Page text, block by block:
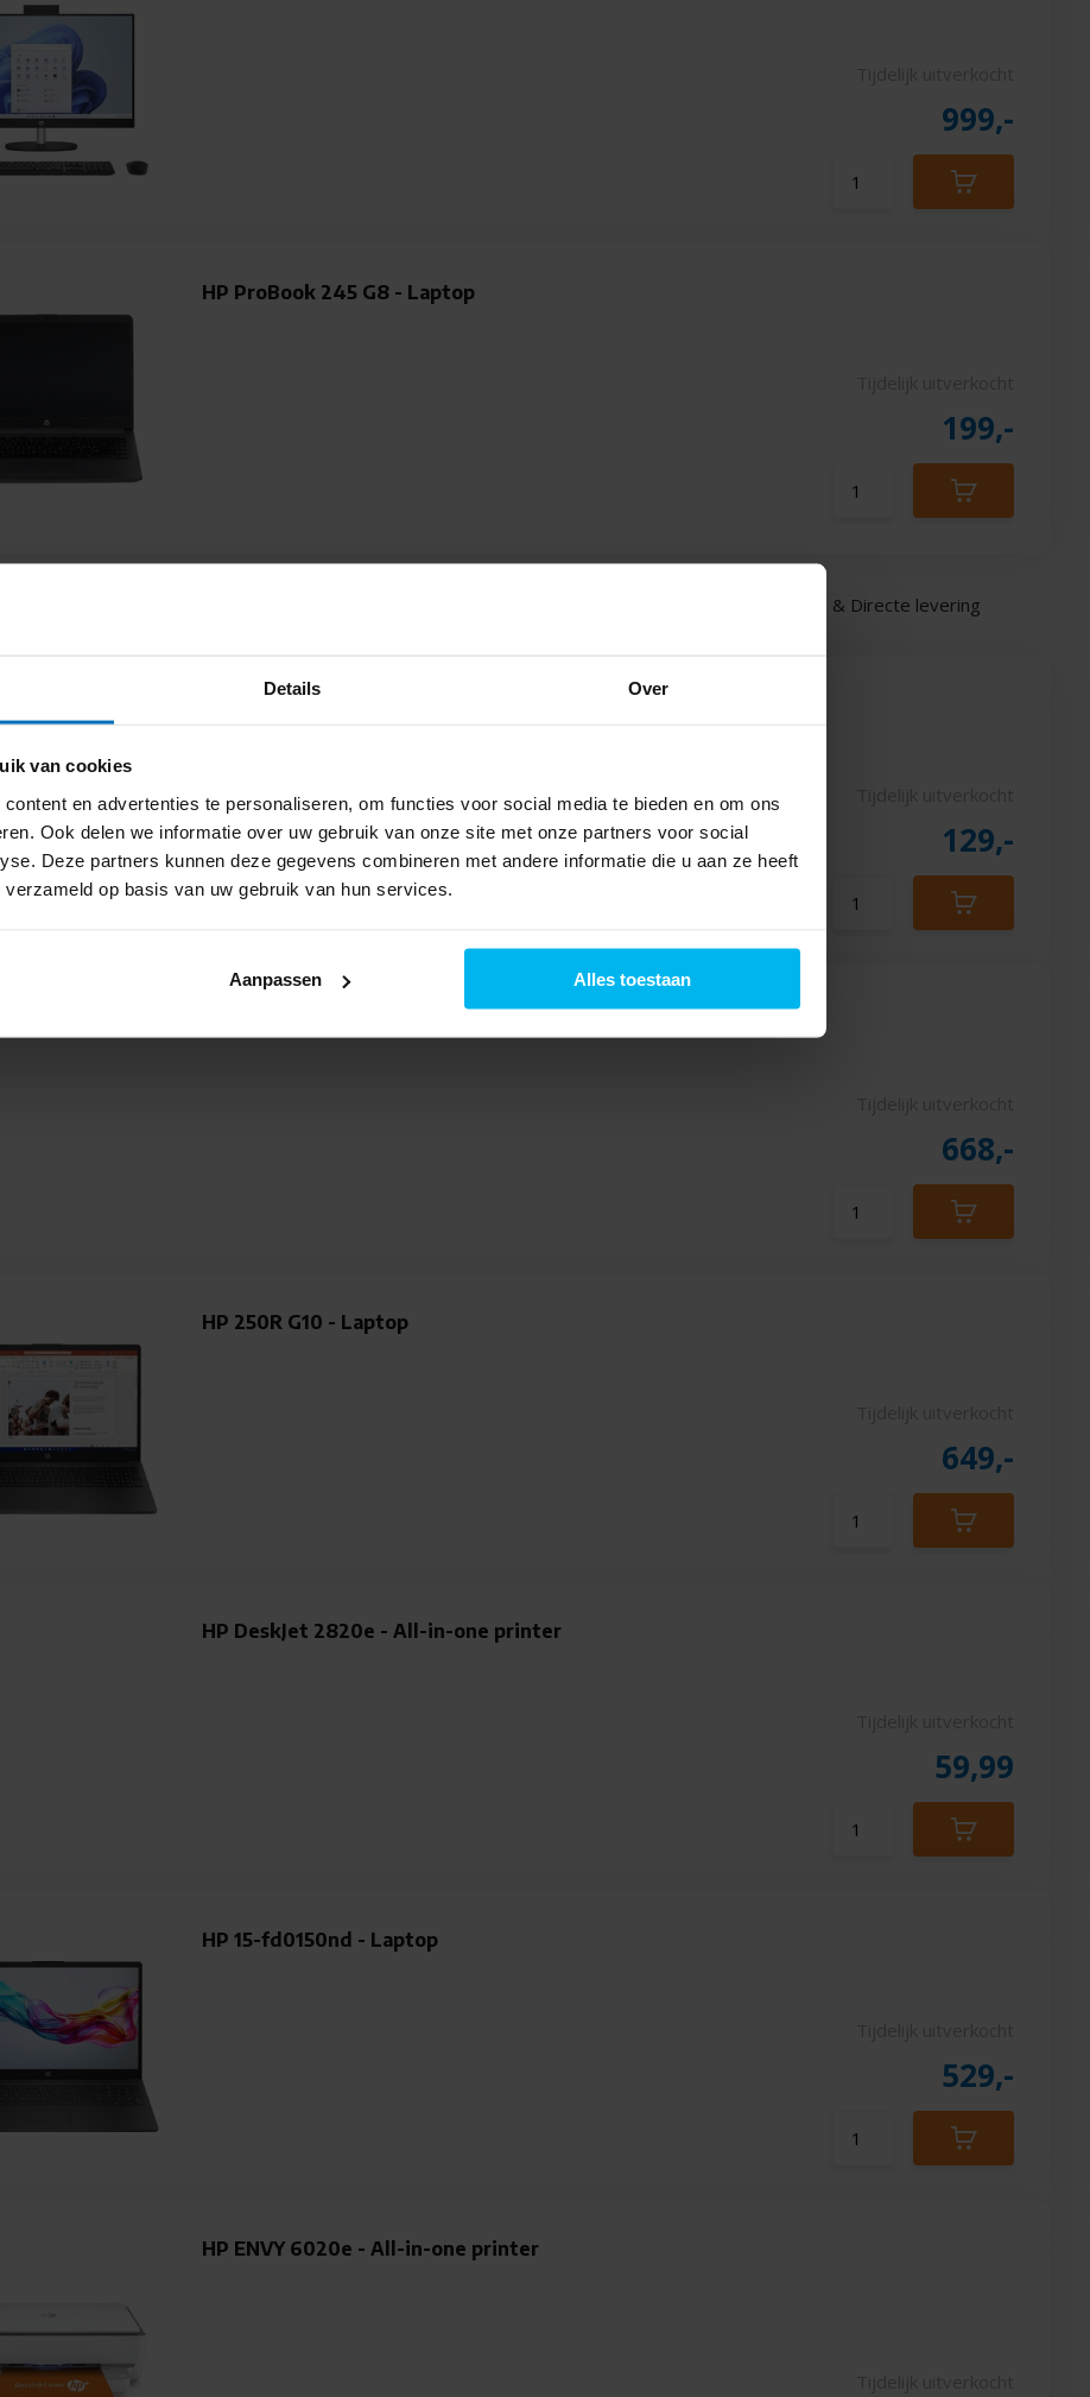
Details Over
van cookies
en advertenties te personaliseren, om functies voor social media te bieden en om ons
Ook delen we informatie over uw gebruik van onze site met onze partners voor social
Deze partners kunnen deze gegevens combineren met andere informatie die u aan ze heeft
op basis van uw gebruik van hun services.
Aanpassen Alles toestaan
999,-
HP ProBook 245 G8 - Laptop
199,-
Premium Service & Directe levering
129,-
668,-
HP 250R G10 - Laptop
649,-
HP DeskJet 2820e - All-in-one printer
59,99
HP 15-fd0150nd - Laptop
529,-
HP ENVY 6020e - All-in-one printer